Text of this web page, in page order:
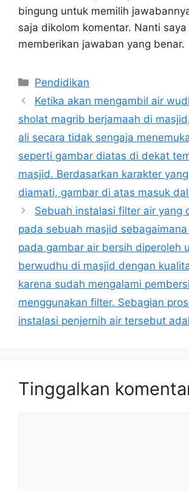
bingung untuk memilih
saja dikolom komentar. Nanti
memberikan jawaban yang benar.
Kategori
Pendidikan
Ketika akan mengambil air
sholat magrib berjamaah di
ali secara tidak sengaja
seperti gambar diatas di dekat
masjid. Berdasarkan karakter
diamati, gambar di atas masuk
Sebuah instalasi filter air yang
pada sebuah masjid
pada gambar air bersih diperoleh
berwudhu di masjid dengan
karena sudah mengalami
menggunakan filter. Sebagian
instalasi penjernih air tersebut
Tinggalkan